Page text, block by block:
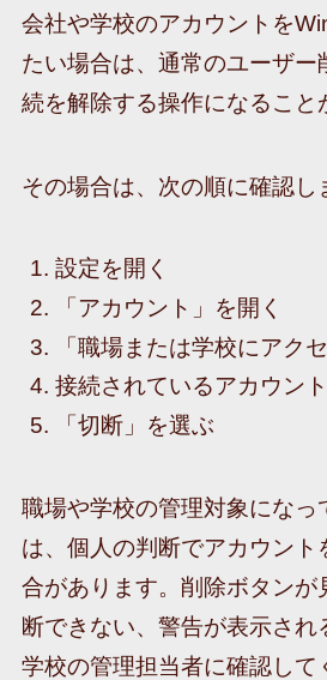
会社や学校のアカウントを
たい場合は、通常のユーザー
続を解除する操作になること
その場合は、次の順に確認し
設定を開く
「アカウント」を開く
「職場または学校にアク
接続されているアカウン
「切断」を選ぶ
職場や学校の管理対象になっ
は、個人の判断でアカウント
合があります。削除ボタンが
断できない、警告が表示され
学校の管理担当者に確認して